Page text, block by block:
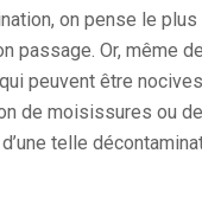
on pense le
passage. Or, même
peuvent être
de moisissures ou
telle